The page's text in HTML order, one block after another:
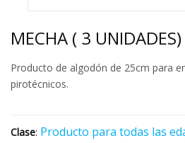
MECHA ( 3 UNIDADES)
Producto de algodón de 25cm para
pirotécnicos.
Clase: Producto para todas las